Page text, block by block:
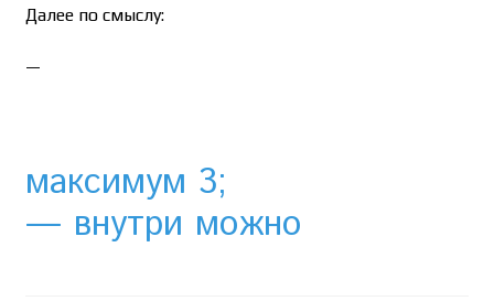
Далее по смыслу:
—
максимум 3;
— внутри можно